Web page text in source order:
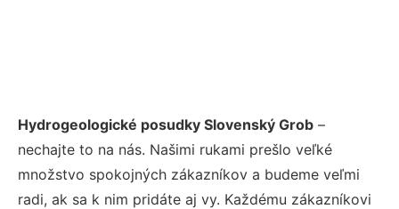
Hydrogeologické posudky Slovenský Grob –
nechajte to na nás. Našimi rukami prešlo veľké
množstvo spokojných zákazníkov a budeme veľmi
radi, ak sa k nim pridáte aj vy. Každému zákazníkovi